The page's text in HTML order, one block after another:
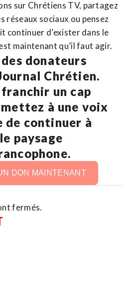
sur Chrétiens TV, partagez
réseaux sociaux ou pensez
continuer d’exister dans le
maintenant qu’il faut agir.
donateurs
Chrétien.
un cap
à une voix
de continuer à
paysage
DON MAINTENANT
fermés.